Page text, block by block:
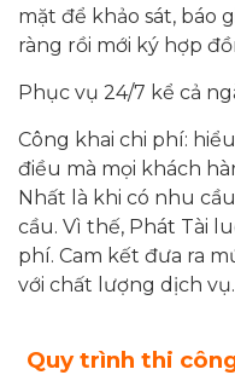
mặt để khảo sát, báo
ràng rồi mới ký hợp
Phục vụ 24/7 kể cả
Công khai chi phí:
điều mà mọi khách
Nhất là khi có nhu
cầu. Vì thế, Phát Tài
phí. Cam kết đưa ra
với chất lượng dịch vụ.
Quy trình thi